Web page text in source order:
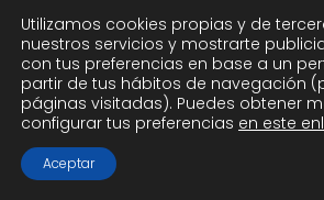
estrechos y técnicos en
ruedas derodada 29
resulta en una conducción
reactiva. Esto es
para ciclistas que disfrutan de
Utilizamos cookies propias y de
nuestros servicios y mostrarte
con tus preferencias en base a un
partir de tus hábitos de navegación
páginas visitadas). Puedes obtener
configurar tus preferencias en este
Aceptar